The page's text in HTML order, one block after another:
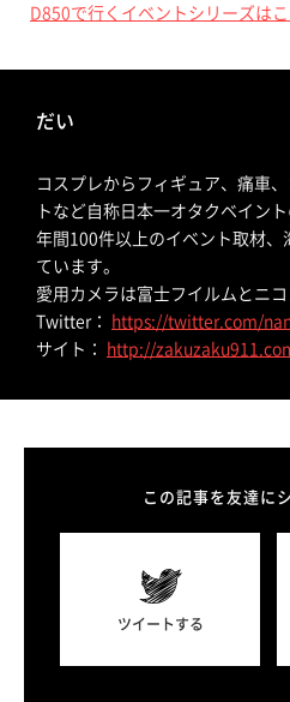
D850で行くイベントシリーズは
だい
コスプレからフィギュア、痛車
トなど自称日本一オタクベイン
年間100件以上のイベント取材、
ています。
愛用カメラは富士フイルムとニコ
Twitter：
https://twitter.com/
サイト：
http://
この記事を友達に
ツイートする